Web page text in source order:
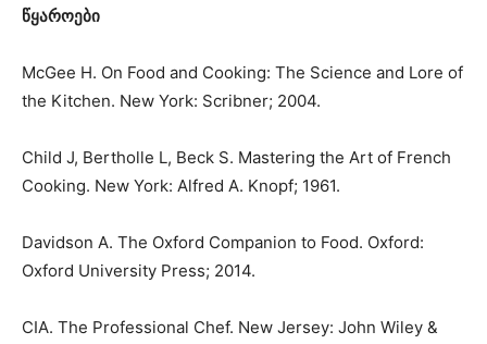
წყაროები
McGee H. On Food and Cooking: The Science and Lore of
the Kitchen. New York: Scribner; 2004.
Child J, Bertholle L, Beck S. Mastering the Art of French
Cooking. New York: Alfred A. Knopf; 1961.
Davidson A. The Oxford Companion to Food. Oxford:
Oxford University Press; 2014.
CIA. The Professional Chef. New Jersey: John Wiley &